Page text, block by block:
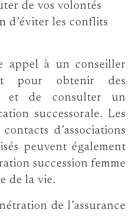
de vos volontés
d’éviter les conflits
appel à un conseiller
pour obtenir des
et de consulter un
successorale. Les
d’associations
peuvent également
succession femme
de la vie.
de l’assurance